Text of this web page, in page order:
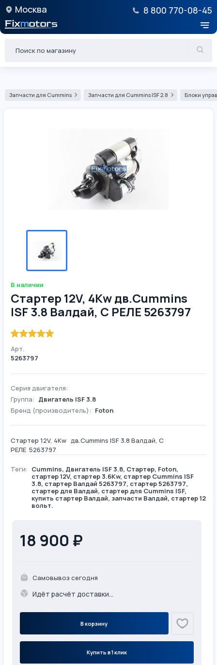
Москва 8 800 770-08-45
Запчасти для Cummins Запчасти для Cummins ISF 2.8 Блоки
В наличии
Стартер 12V, 4Kw дв.Cummins
ISF 3.8 Валдай, С РЕЛЕ 5263797
Арт.
5263797
Серия двигателя:
Группа: Двигатель ISF 3.8
Бренд (производитель): Foton
Стартер 12V, 4Kw дв.Cummins ISF 3.8 Валдай, С
РЕЛЕ 5263797
Теги: Cummins, Двигатель ISF 3.8, Стартер, Foton,
стартер 12V, стартер 3.6Kw, стартер Cummins ISF
3.8, стартер Валдай 5263797, стартер 5263797,
стартер для Валдай, стартер для Cummins ISF,
купить стартер Валдай, запчасти Валдай, стартер 12
вольт.
18 900 ₽
Самовывоз сегодня
Идёт расчёт доставки...
В корзину
Купить в 1 клик